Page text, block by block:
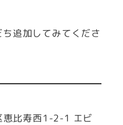
追加してみてくださ
比寿西1-2-1 エビ